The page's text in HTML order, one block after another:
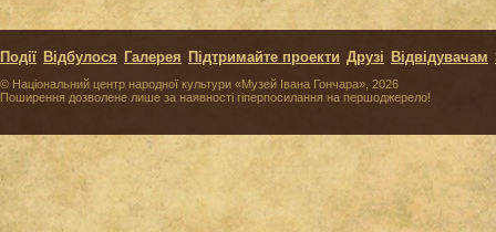
© Національний центр народної культури «Музей Івана Гончара», 2026
Поширення дозволене лише за наявності гіперпосилання на першоджерело!
Події Відбулося Галерея Підтримайте проекти Друзі Відвідувачам